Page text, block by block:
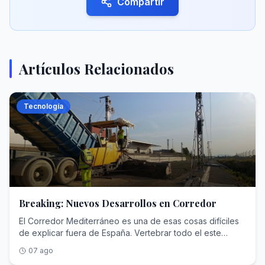
Artículos Relacionados
Tecnología
Breaking: Nuevos Desarrollos en Corredor
El Corredor Mediterráneo es una de esas cosas difíciles
de explicar fuera de España. Vertebrar todo el este
gran volumen de mercancías que llegan a los puertos, el
07 ago